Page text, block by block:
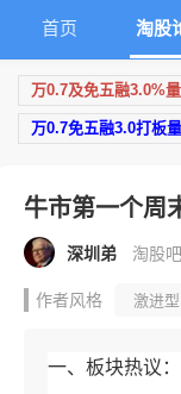
首页 淘股
万0.7及免五融3.0%
万0.7免五融3.0打板
牛市第一个周
深圳弟 淘股
作者风格 激进型
一、板块热议：